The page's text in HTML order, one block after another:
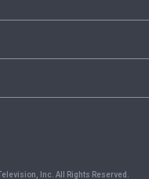
Inc. All Rights Reserved.